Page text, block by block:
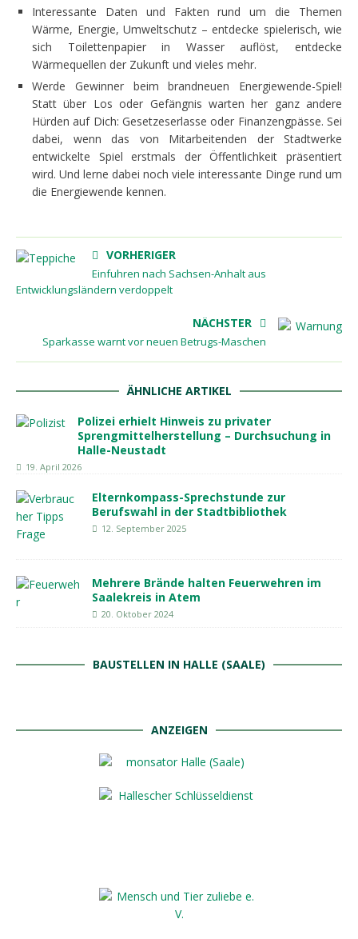
Interessante Daten und Fakten rund um die Themen
Wärme, Energie, Umweltschutz – entdecke spielerisch, wie
sich Toilettenpapier in Wasser auflöst, entdecke
Wärmequellen der Zukunft und vieles mehr.
Werde Gewinner beim brandneuen Energiewende-Spiel!
Statt über Los oder Gefängnis warten her ganz andere
Hürden auf Dich: Gesetzeserlasse oder Finanzengpässe. Sei
dabei, wenn das von Mitarbeitenden der Stadtwerke
entwickelte Spiel erstmals der Öffentlichkeit präsentiert
wird. Und lerne dabei noch viele interessante Dinge rund um
die Energiewende kennen.
VORHERIGER
Einfuhren nach Sachsen-Anhalt aus
Entwicklungsländern verdoppelt
NÄCHSTER
Sparkasse warnt vor neuen Betrugs-Maschen
ÄHNLICHE ARTIKEL
Polizei erhielt Hinweis zu privater
Sprengmittelherstellung – Durchsuchung in
Halle-Neustadt
19. April 2026
Elternkompass-Sprechstunde zur
Berufswahl in der Stadtbibliothek
12. September 2025
Mehrere Brände halten Feuerwehren im
Saalekreis in Atem
20. Oktober 2024
BAUSTELLEN IN HALLE (SAALE)
ANZEIGEN